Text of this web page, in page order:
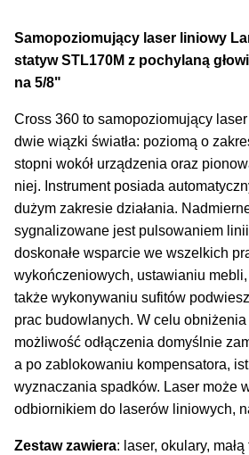
Samopoziomujący laser liniowy
statyw STL170M z pochylaną
na 5/8"
Cross 360 to samopoziomujący
dwie wiązki światła: poziomą o
stopni wokół urządzenia oraz
niej. Instrument posiada
dużym zakresie działania.
sygnalizowane jest pulsowaniem
doskonałe wsparcie we wszelkich
wykończeniowych, ustawianiu mebli,
także wykonywaniu sufitów
prac budowlanych. W celu
możliwość odłączenia domyślnie
a po zablokowaniu kompensatora,
wyznaczania spadków. Laser może
odbiornikiem do laserów liniowych,
Zestaw zawiera: laser, okulary,